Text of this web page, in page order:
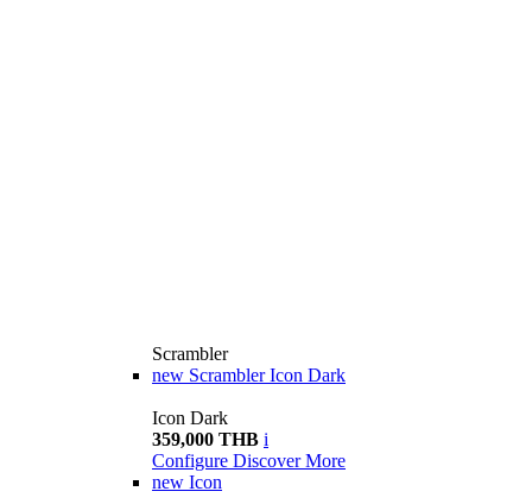
Scrambler
new Scrambler Icon Dark
Icon Dark
359,000 THB i
Configure Discover More
new Icon